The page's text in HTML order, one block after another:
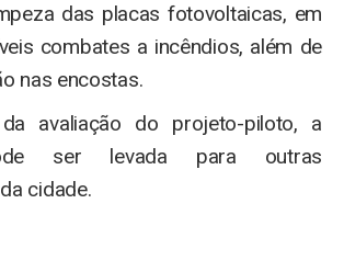
das placas fotovoltaicas, em
combates a incêndios, além de
nas encostas.
da avaliação do projeto-piloto, a
ser levada para outras
cidade.